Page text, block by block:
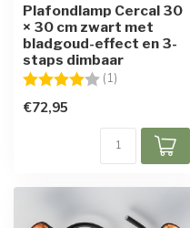
Plafondlamp Cercal 30
× 30 cm zwart met
bladgoud-effect en 3-
staps dimbaar
Beoordeling: (1)
€72,95